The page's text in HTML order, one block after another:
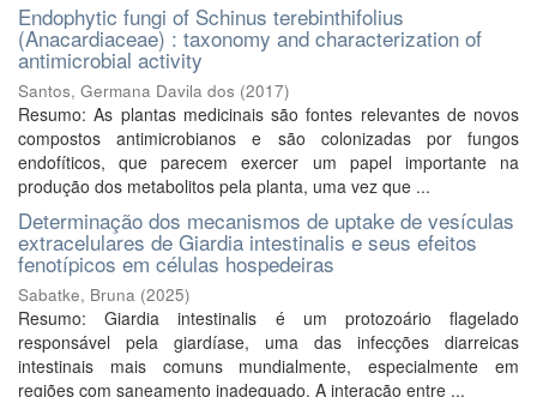
Endophytic fungi of Schinus terebinthifolius
(Anacardiaceae) : taxonomy and characterization of
antimicrobial activity
Santos, Germana Davila dos (2017)
Resumo: As plantas medicinais são fontes relevantes de novos
compostos antimicrobianos e são colonizadas por fungos
endofíticos, que parecem exercer um papel importante na
produção dos metabolitos pela planta, uma vez que ...
Determinação dos mecanismos de uptake de vesículas
extracelulares de Giardia intestinalis e seus efeitos
fenotípicos em células hospedeiras
Sabatke, Bruna (2025)
Resumo: Giardia intestinalis é um protozoário flagelado
responsável pela giardíase, uma das infecções diarreicas
intestinais mais comuns mundialmente, especialmente em
regiões com saneamento inadequado. A interação entre ...